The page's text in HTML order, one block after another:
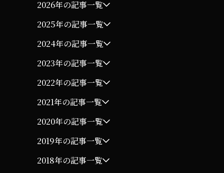
2026年の記事一覧
2025年の記事一覧
2024年の記事一覧
2023年の記事一覧
2022年の記事一覧
2021年の記事一覧
2020年の記事一覧
2019年の記事一覧
2018年の記事一覧